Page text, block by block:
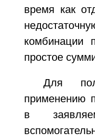
время как
комбинации
простое
Для
применению
в